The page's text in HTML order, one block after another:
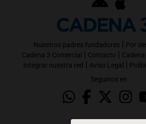
Nuestros padres fundadores | Por
Cadena 3 Comercial | Contacto |
Integrar nuestra red | Aviso Legal |
Seguinos en